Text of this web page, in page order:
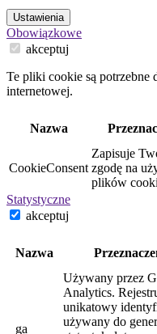
Ustawienia
Obowiązkowe
akceptuj
Te pliki cookie są potrzebne
internetowej.
Nazwa
CookieConsent
Zapisuje
zgodę na
plików
Statystyczne
akceptuj
Nazwa
_ga
Używany przez
Analytics.
unikatowy
używany do